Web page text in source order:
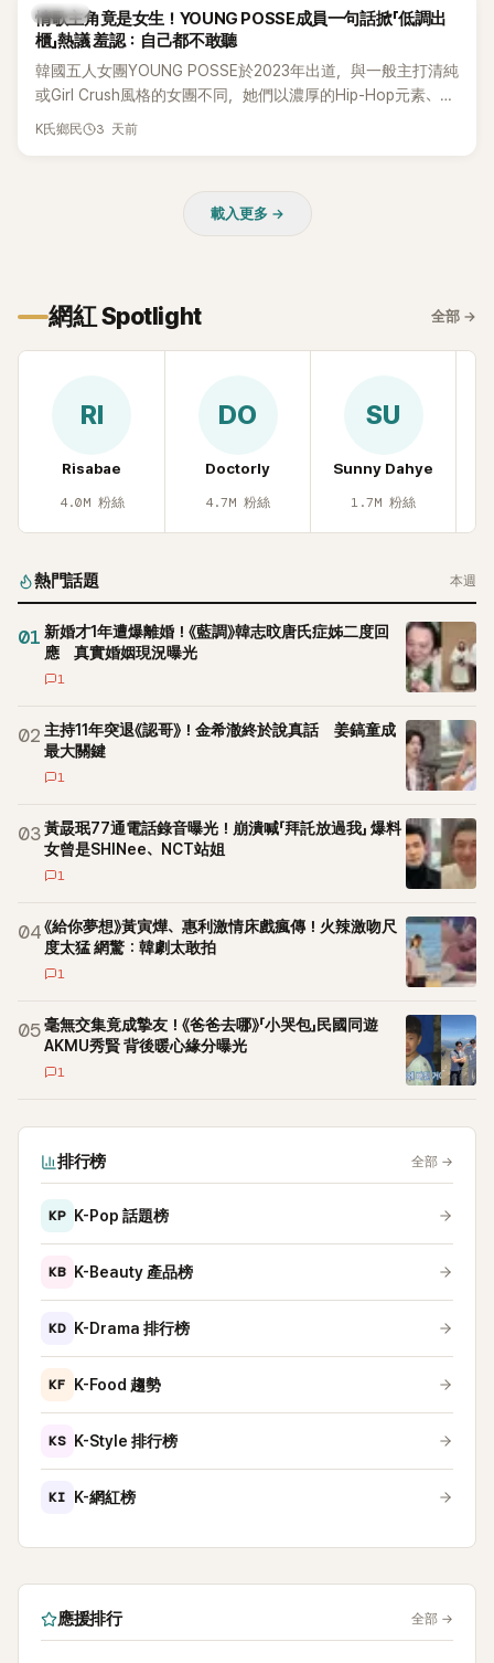
K-POP
情歌主角竟是女生！YOUNG POSSE成員一句話掀「低調出
櫃」熱議 羞認：自己都不敢聽
韓國五人女團YOUNG POSSE於2023年出道，與一般主打清純
或Girl Crush風格的女團不同，她們以濃厚的Hip-Hop元素、自
創Rap及成員親自參與創作為特色，MV也融入美式街頭、塗
K氏鄉民 3 天前
載入更多 →
網紅 Spotlight 全部 →
RI
Risabae
4.0M 粉絲
DO
Doctorly
4.7M 粉絲
SU
Sunny Dahye
1.7M 粉絲
熱門話題 本週
01 新婚才1年遭爆離婚！《藍調》韓志旼唐氏症姊二度回
應 真實婚姻現況曝光
1
02 主持11年突退《認哥》！金希澈終於說真話 姜鎬童成
最大關鍵
1
03黃晸珉77通電話錄音曝光！崩潰喊「拜託放過我」 爆料
女曾是SHINee、NCT站姐
1
04《給你夢想》黃寅燁、惠利激情床戲瘋傳！火辣激吻尺
度太猛 網驚：韓劇太敢拍
1
05毫無交集竟成摯友！《爸爸去哪》「小哭包」民國同遊
AKMU秀賢 背後暖心緣分曝光
1
排行榜 全部 →
KP K-Pop 話題榜
KB K-Beauty 產品榜
KD K-Drama 排行榜
KF K-Food 趨勢
KS K-Style 排行榜
KI K-網紅榜
應援排行 全部 →